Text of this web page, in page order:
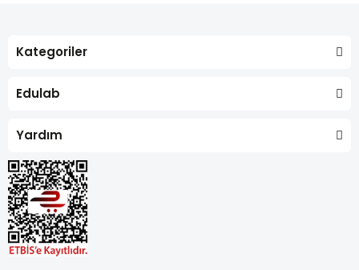
Kategoriler
Edulab
Yardım